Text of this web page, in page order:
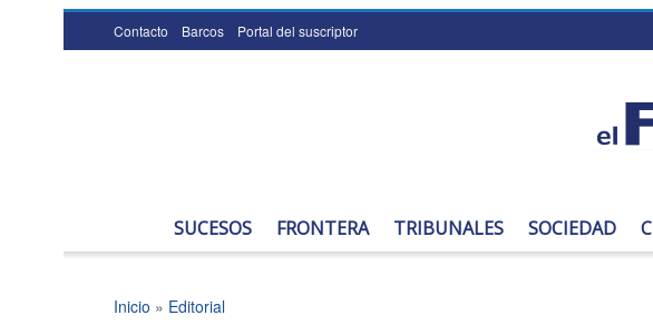
Contacto Barcos Portal del suscriptor
SUCESOS FRONTERA TRIBUNALES SOCIEDAD
Inicio » Editorial